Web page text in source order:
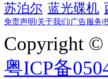
苏泊尔 蓝光碟机
免责声明|关于我们|广告服务|
Copyright ©
粤ICP备